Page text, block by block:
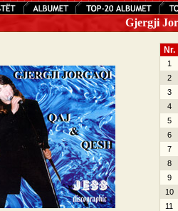
Gjergji
Nr.
1
2
3
4
5
6
7
8
9
10
11